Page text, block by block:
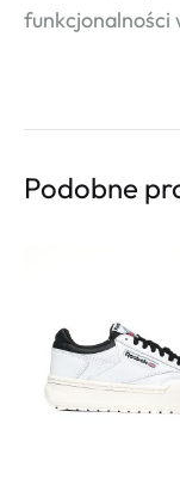
funkcjonalności
Podobne